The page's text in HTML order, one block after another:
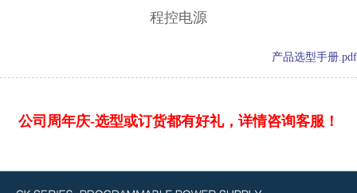
程控电源
产品选型手册.pdf
公司周年庆-选型或订货都有好礼，详情咨询客服！